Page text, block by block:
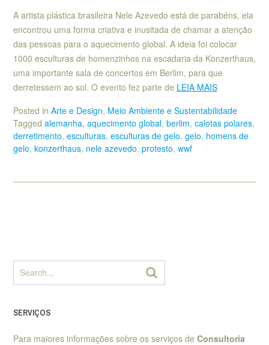
A artista plástica brasileira Nele Azevedo está de parabéns, ela
encontrou uma forma criativa e inusitada de chamar a atenção
das pessoas para o aquecimento global. A ideia foi colocar
1000 esculturas de homenzinhos na escadaria da Konzerthaus,
uma importante sala de concertos em Berlim, para que
derretessem ao sol. O evento fez parte de LEIA MAIS
Posted in Arte e Design, Meio Ambiente e Sustentabilidade
Tagged alemanha, aquecimento global, berlim, calotas polares,
derretimento, esculturas, esculturas de gelo, gelo, homens de
gelo, konzerthaus, nele azevedo, protesto, wwf
SERVIÇOS
Para maiores informações sobre os serviços de Consultoria